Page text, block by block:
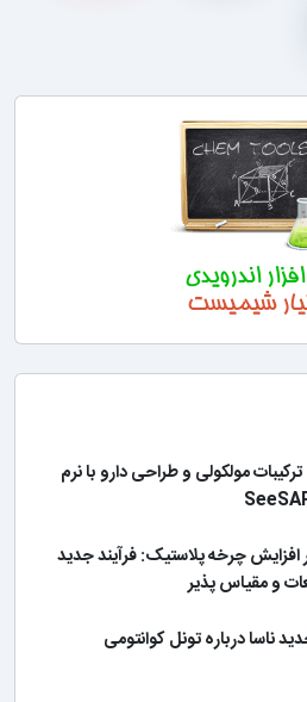
مولکولی و طراحی دارو با نرم
چرخه پلاستیک: فرآیند جدید
و مقیاس پذیر
ناسا درباره تونل کوانتومی